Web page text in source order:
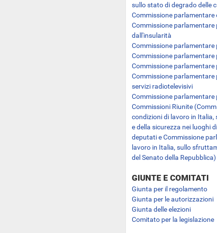
sullo stato di degrado delle
Commissione
Commissione
dall'insularità
Commissione parlamentare
Commissione
Commissione parlamentare
Commissione parlamentare
servizi radiotelevisivi
Commissione parlamentare
Commissioni Riunite
condizioni di lavoro in
e della sicurezza nei luoghi
deputati e Commissione
lavoro in Italia, sullo
del Senato della Repubblica)
GIUNTE E COMITATI
Giunta per il regolamento
Giunta per le autorizzazioni
Giunta delle elezioni
Comitato per la legislazione